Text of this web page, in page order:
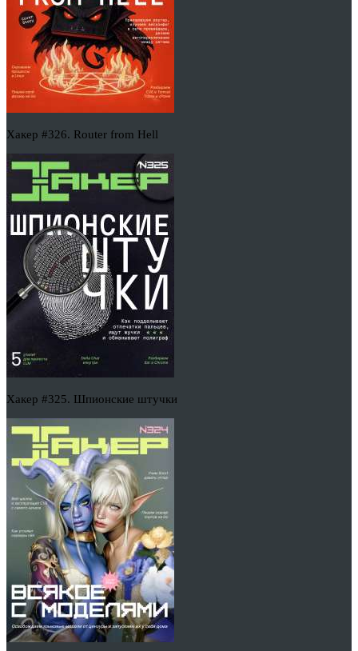
Хакер #326. Router from Hell
Хакер #325. Шпионские штучки